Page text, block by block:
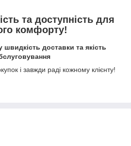
та доступність для
комфорту!
швидкість доставки та якість
і завжди раді кожному клієнту!